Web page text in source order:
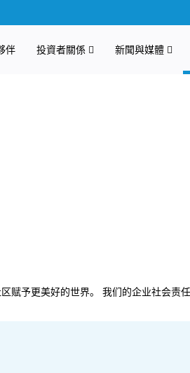
伴 投資者關係 新聞與媒體
予更美好的世界。 我们的企业社会责